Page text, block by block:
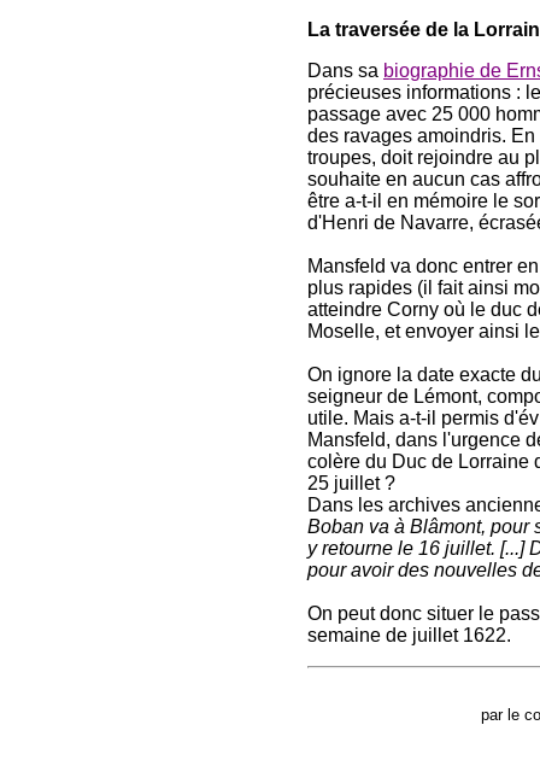
La traversée de la
Dans sa biographie de
précieuses informations :
passage avec 25 000
des ravages amoindris.
troupes, doit rejoindre au
souhaite en aucun cas
être a-t-il en mémoire le
d'Henri de Navarre,
Mansfeld va donc entrer
plus rapides (il fait ainsi
atteindre Corny où le duc
Moselle, et envoyer ainsi
On ignore la date exacte
seigneur de Lémont,
utile. Mais a-t-il permis
Mansfeld, dans l'urgence
colère du Duc de Lorraine
25 juillet ?
Dans les archives
Boban va à Blâmont, pour
y retourne le 16 juillet. [...]
pour avoir des nouvelles
On peut donc situer le
semaine de juillet 1622.
par le